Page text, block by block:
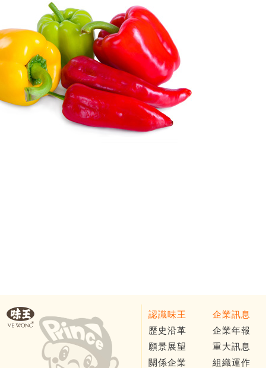
認識味王
歷史沿革
願景展望
關係企業
企業訊息
企業年報
重大訊息
組織運作